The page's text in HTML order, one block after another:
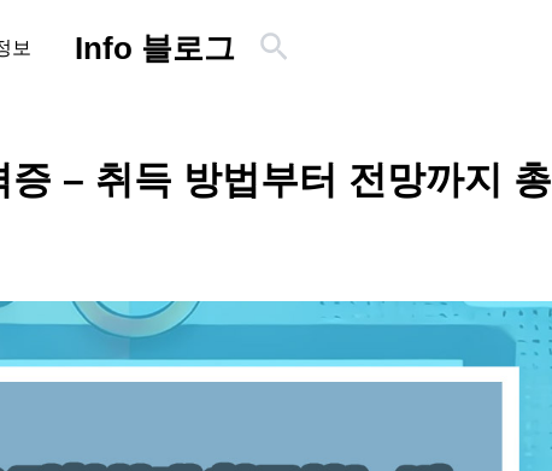
보 Info 블로그
검
증 – 취득 방법부터 전망까지 총